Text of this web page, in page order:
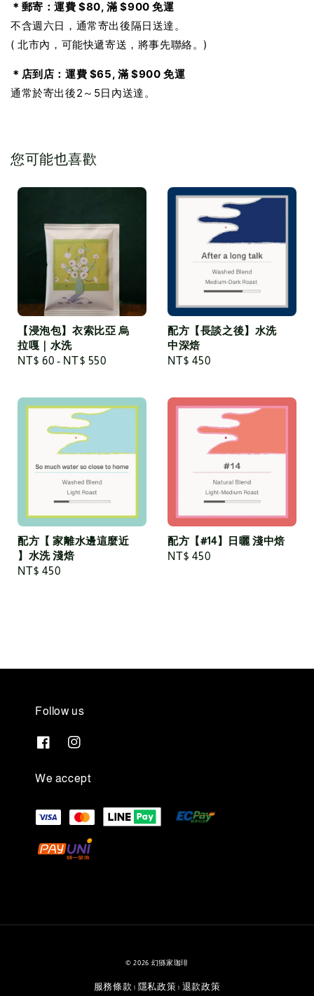
＊郵寄：運費 $80, 滿 $900 免運
不含週六日，通常寄出後隔日送達。
( 北市內，可能快遞寄送，將事先聯絡。)
＊店到店：運費 $65, 滿 $900 免運
通常於寄出後2～5日內送達。
您可能也喜歡
【浸泡包】衣索比亞 烏
拉嘎｜水洗
Regular
NT$ 60 - NT$ 550
配方【長談之後】水洗
中深焙
Regular
NT$ 450
配方【 家離水邊這麼近
】水洗 淺焙
Regular
NT$ 450
配方【#14】日曬 淺中焙
Regular
NT$ 450
Follow us
We accept
© 2026 幻猻家珈琲
服務條款 | 隱私政策 | 退款政策